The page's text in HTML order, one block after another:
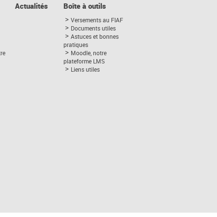
Actualités Boîte à outils
Versements au FIAF
Documents utiles
Astuces et bonnes
pratiques
Moodle, notre
plateforme LMS
Liens utiles